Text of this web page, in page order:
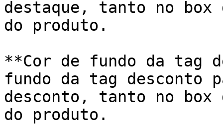
destaque, tanto no box
do produto.
**Cor de fundo da tag
fundo da tag desconto
desconto, tanto no box
do produto.